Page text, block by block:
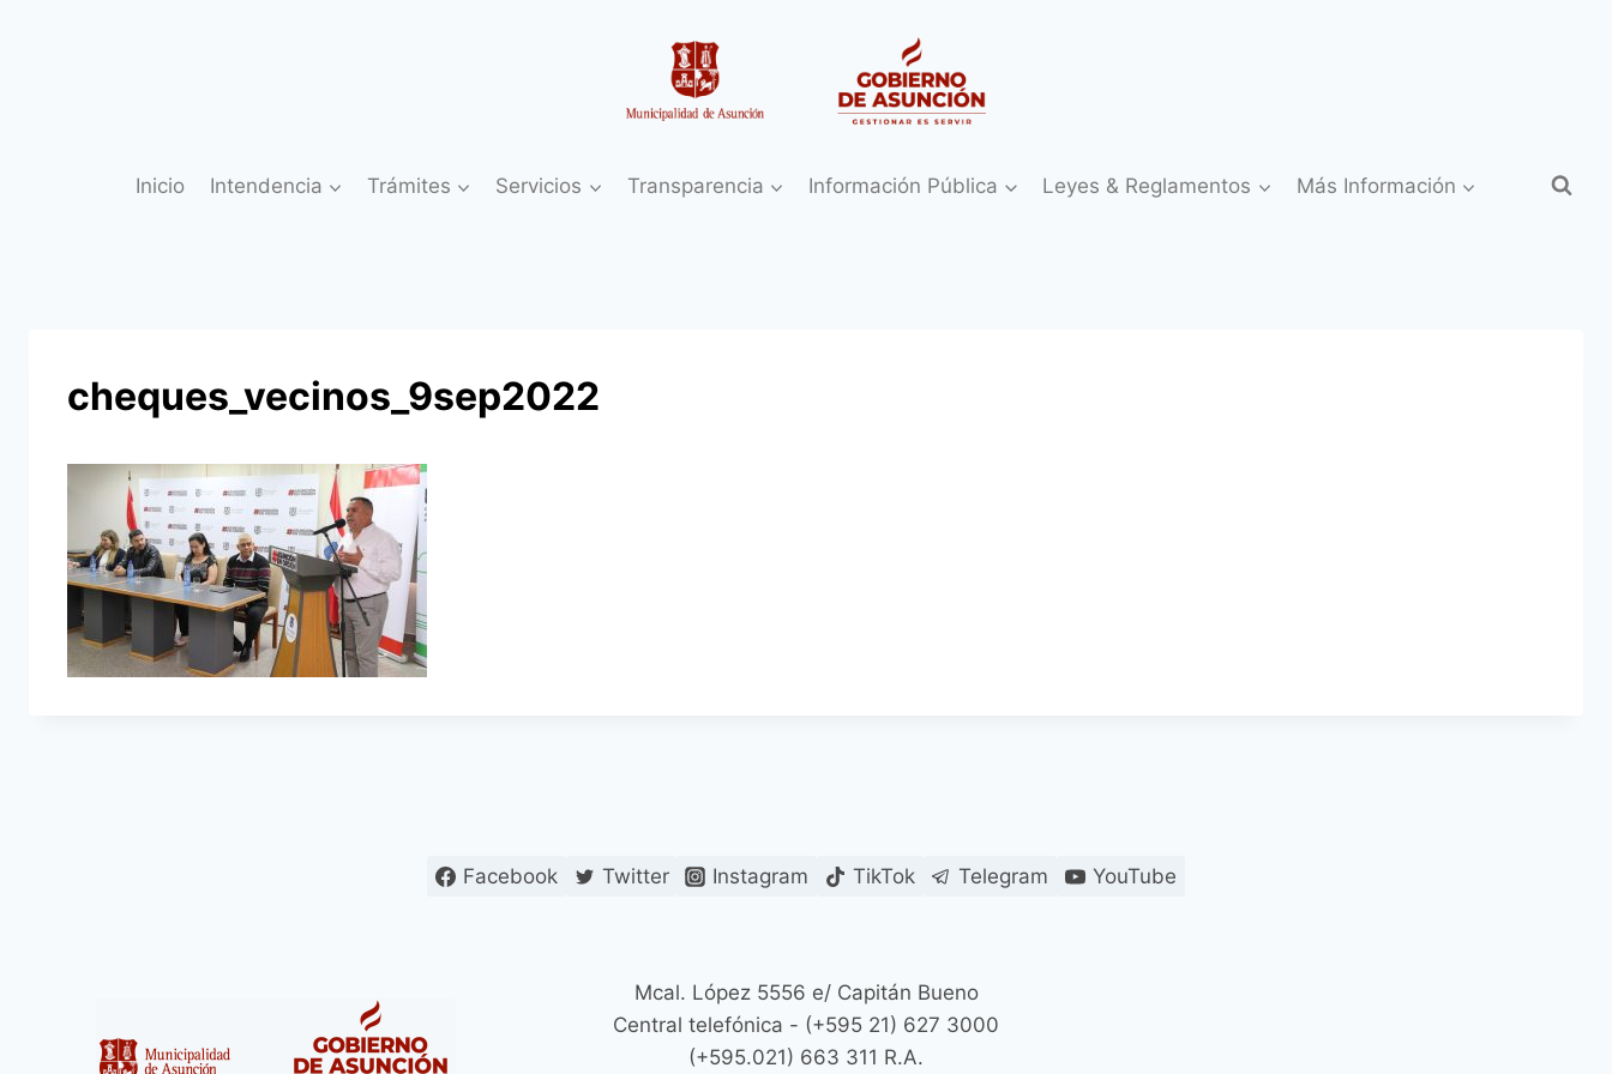
Inicio Intendencia Trámites Servicios Transparencia Información Pública Leyes & Reglamentos Más Información
cheques_vecinos_9sep2022
Facebook Twitter Instagram TikTok Telegram YouTube
Mcal. López 5556 e/ Capitán Bueno
Central telefónica - (+595 21) 627 3000
(+595.021) 663 311 R.A.